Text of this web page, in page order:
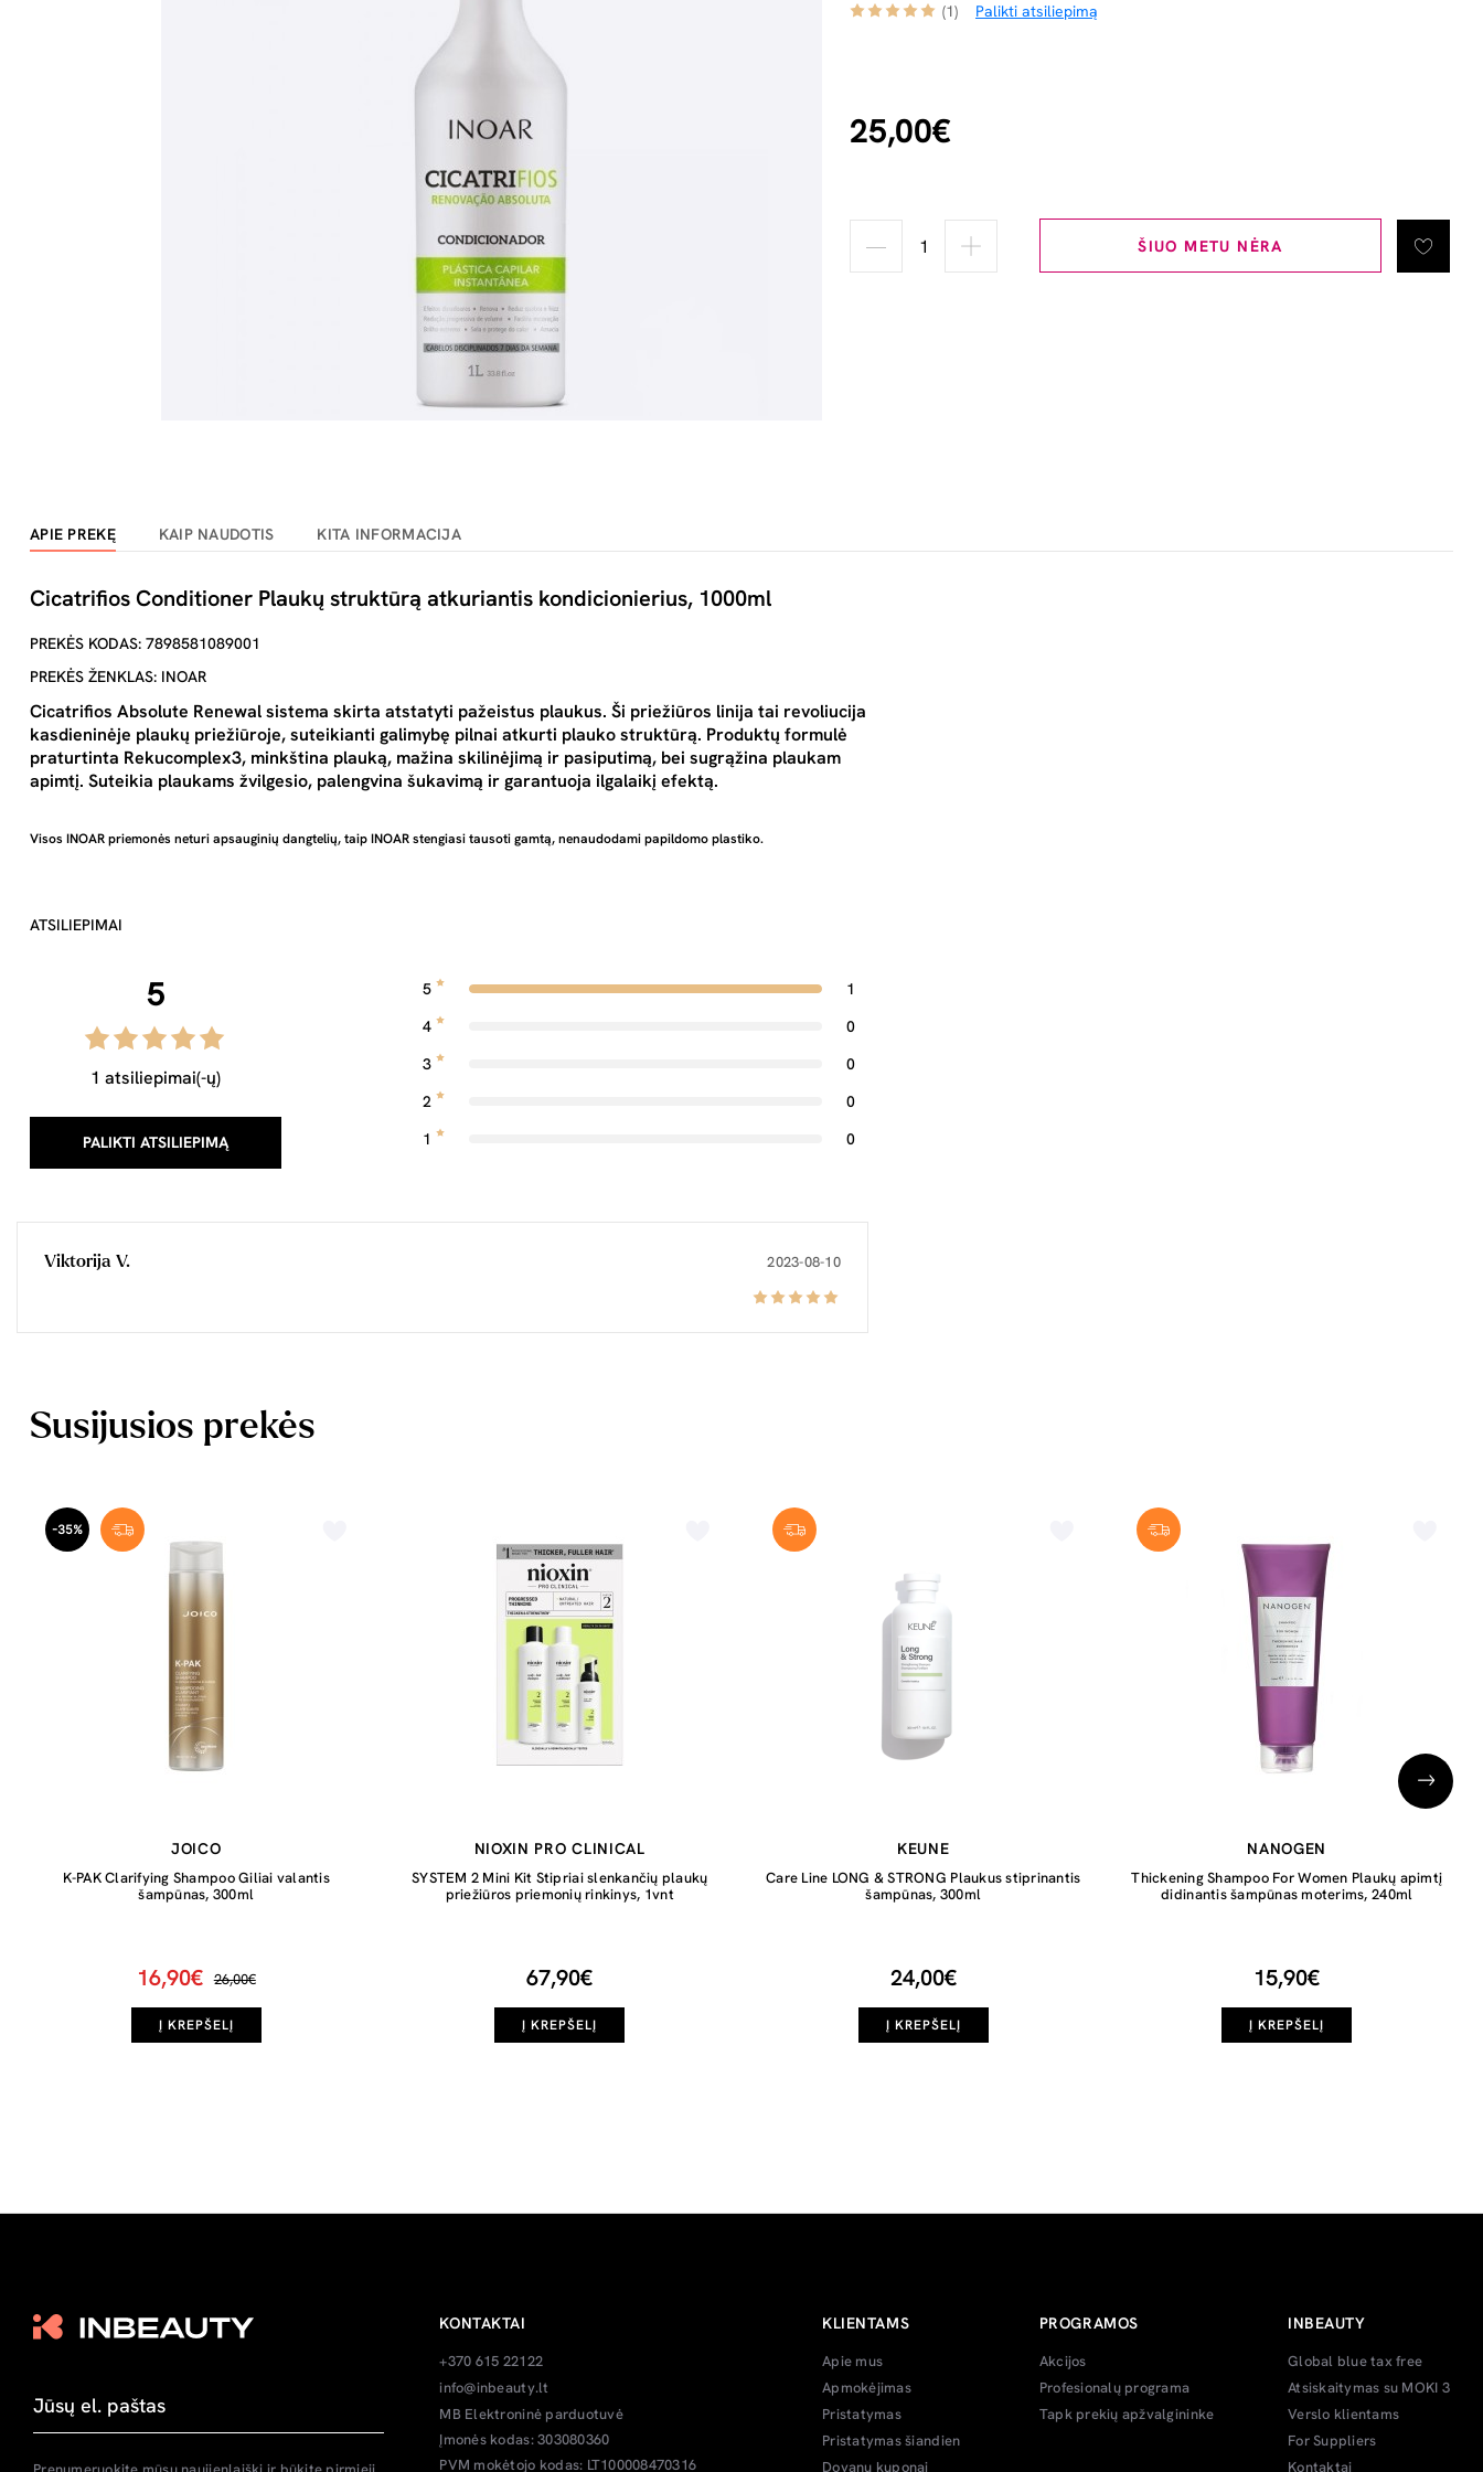
(1) Palikti atsiliepimą
25,00€
ŠIUO METU NĖRA
APIE PREKĘ KAIP NAUDOTIS KITA INFORMACIJA
Cicatrifios Conditioner Plaukų struktūrą atkuriantis kondicionierius, 1000ml
PREKĖS KODAS: 7898581089001
PREKĖS ŽENKLAS: INOAR
Cicatrifios Absolute Renewal sistema skirta atstatyti pažeistus plaukus. Ši priežiūros linija tai revoliucija
kasdieninėje plaukų priežiūroje, suteikianti galimybę pilnai atkurti plauko struktūrą. Produktų formulė
praturtinta Rekucomplex3, minkština plauką, mažina skilinėjimą ir pasiputimą, bei sugrąžina plaukam
apimtį. Suteikia plaukams žvilgesio, palengvina šukavimą ir garantuoja ilgalaikį efektą.
Visos INOAR priemonės neturi apsauginių dangtelių, taip INOAR stengiasi tausoti gamtą, nenaudodami papildomo plastiko.
ATSILIEPIMAI
5
1 atsiliepimai(-ų)
PALIKTI ATSILIEPIMĄ
5
1
4
0
3
0
2
0
1
0
Viktorija V. 2023-08-10
Susijusios prekės
-35%
JOICO
K-PAK Clarifying Shampoo Giliai valantis
šampūnas, 300ml
16,90€ 26,00€
Į KREPŠELĮ
NIOXIN PRO CLINICAL
SYSTEM 2 Mini Kit Stipriai slenkančių plaukų
priežiūros priemonių rinkinys, 1vnt
67,90€
Į KREPŠELĮ
KEUNE
Care Line LONG & STRONG Plaukus stiprinantis
šampūnas, 300ml
24,00€
Į KREPŠELĮ
NANOGEN
Thickening Shampoo For Women Plaukų apimtį
didinantis šampūnas moterims, 240ml
15,90€
Į KREPŠELĮ
KONTAKTAI
+370 615 22122
info@inbeauty.lt
MB Elektroninė parduotuvė
Įmonės kodas: 303080360
PVM mokėtojo kodas: LT100008470316
KLIENTAMS
Apie mus
Apmokėjimas
Pristatymas
Pristatymas šiandien
Dovanų kuponai
PROGRAMOS
Akcijos
Profesionalų programa
Tapk prekių apžvalgininke
INBEAUTY
Global blue tax free
Atsiskaitymas su MOKI 3
Verslo klientams
For Suppliers
Kontaktai